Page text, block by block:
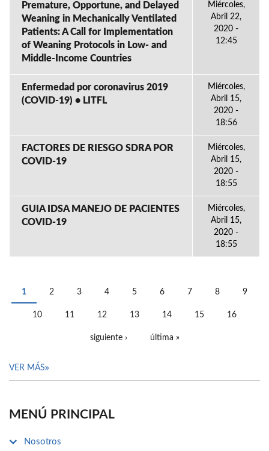
Premature, Opportune, and Delayed
Weaning in Mechanically Ventilated
Patients: A Call for Implementation
of Weaning Protocols in Low- and
Middle-Income Countries
Miércoles,
Abril 22,
2020 -
12:45
Enfermedad por coronavirus 2019
(COVID-19) • LITFL
Miércoles,
Abril 15,
2020 -
18:56
FACTORES DE RIESGO SDRA POR
COVID-19
Miércoles,
Abril 15,
2020 -
18:55
GUIA IDSA MANEJO DE PACIENTES
COVID-19
Miércoles,
Abril 15,
2020 -
18:55
PÁGINAS
1 2 3 4 5 6 7 8 9
10 11 12 13 14 15 16
siguiente › última »
VER MÁS
MENÚ PRINCIPAL
Nosotros